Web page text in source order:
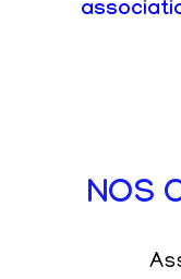
NOS